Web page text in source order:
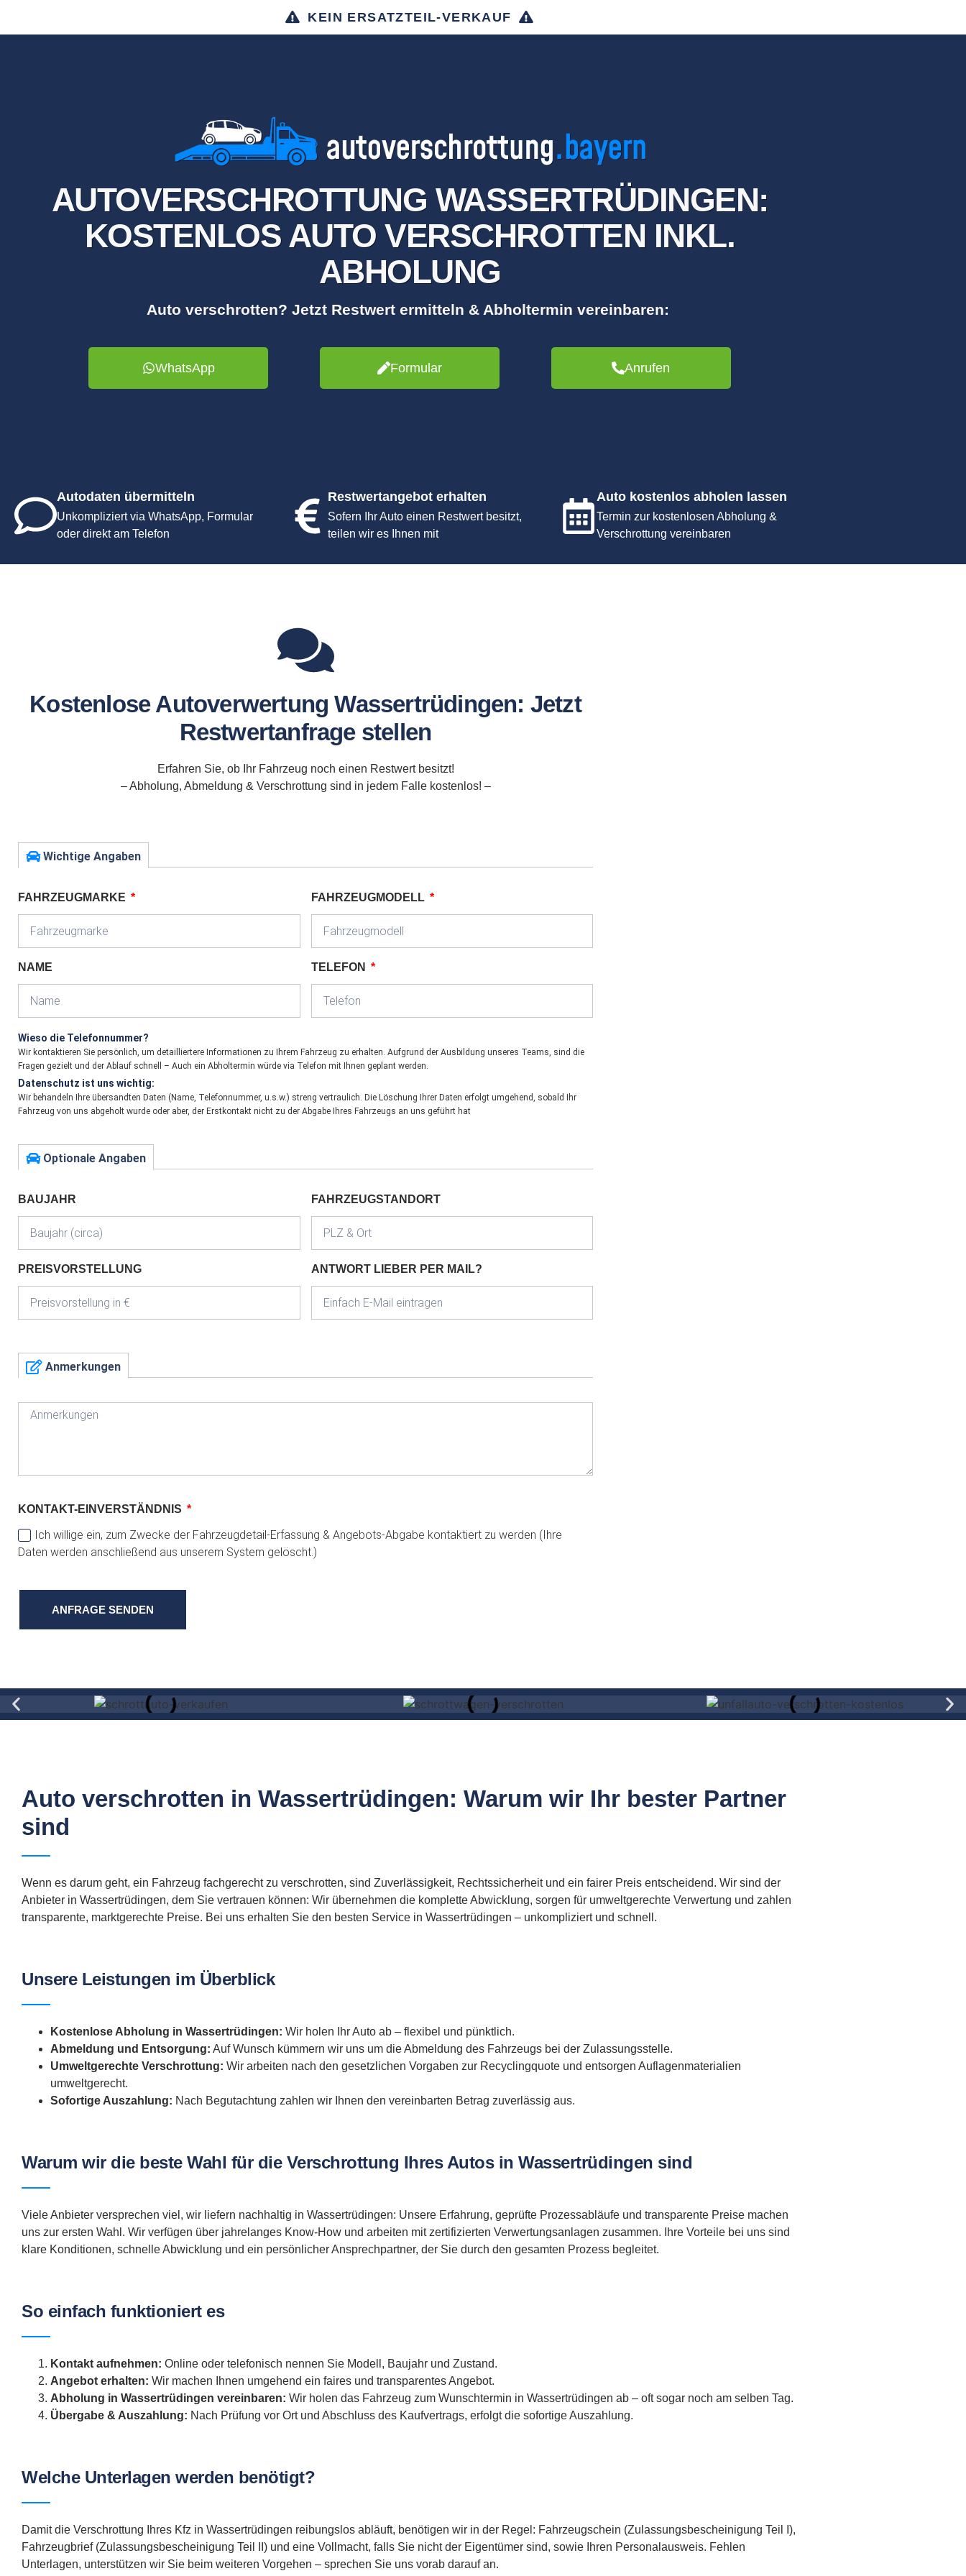
KEIN ERSATZTEIL-VERKAUF
AUTOVERSCHROTTUNG WASSERTRÜDINGEN:
KOSTENLOS AUTO VERSCHROTTEN INKL.
ABHOLUNG
Auto verschrotten? Jetzt Restwert ermitteln & Abholtermin vereinbaren:
WhatsApp Formular Anrufen
Autodaten übermitteln
Unkompliziert via WhatsApp, Formular
oder direkt am Telefon
Restwertangebot erhalten
Sofern Ihr Auto einen Restwert besitzt,
teilen wir es Ihnen mit
Auto kostenlos abholen lassen
Termin zur kostenlosen Abholung &
Verschrottung vereinbaren
Kostenlose Autoverwertung Wassertrüdingen: Jetzt
Restwertanfrage stellen
Erfahren Sie, ob Ihr Fahrzeug noch einen Restwert besitzt!
– Abholung, Abmeldung & Verschrottung sind in jedem Falle kostenlos! –
Wichtige Angaben
FAHRZEUGMARKE FAHRZEUGMODELL
NAME TELEFON
Wieso die Telefonnummer?
Wir kontaktieren Sie persönlich, um detailliertere Informationen zu Ihrem Fahrzeug zu erhalten. Aufgrund der Ausbildung unseres Teams, sind die
Fragen gezielt und der Ablauf schnell – Auch ein Abholtermin würde via Telefon mit Ihnen geplant werden.
Datenschutz ist uns wichtig:
Wir behandeln Ihre übersandten Daten (Name, Telefonnummer, u.s.w.) streng vertraulich. Die Löschung Ihrer Daten erfolgt umgehend, sobald Ihr
Fahrzeug von uns abgeholt wurde oder aber, der Erstkontakt nicht zu der Abgabe Ihres Fahrzeugs an uns geführt hat
Optionale Angaben
BAUJAHR FAHRZEUGSTANDORT
PREISVORSTELLUNG ANTWORT LIEBER PER MAIL?
Anmerkungen
KONTAKT-EINVERSTÄNDNIS
Ich willige ein, zum Zwecke der Fahrzeugdetail-Erfassung & Angebots-Abgabe kontaktiert zu werden (Ihre
Daten werden anschließend aus unserem System gelöscht.)
ANFRAGE SENDEN
Auto verschrotten in Wassertrüdingen: Warum wir Ihr bester Partner
sind
Wenn es darum geht, ein Fahrzeug fachgerecht zu verschrotten, sind Zuverlässigkeit, Rechtssicherheit und ein fairer Preis entscheidend. Wir sind der
Anbieter in Wassertrüdingen, dem Sie vertrauen können: Wir übernehmen die komplette Abwicklung, sorgen für umweltgerechte Verwertung und zahlen
transparente, marktgerechte Preise. Bei uns erhalten Sie den besten Service in Wassertrüdingen – unkompliziert und schnell.
Unsere Leistungen im Überblick
Kostenlose Abholung in Wassertrüdingen: Wir holen Ihr Auto ab – flexibel und pünktlich.
Abmeldung und Entsorgung: Auf Wunsch kümmern wir uns um die Abmeldung des Fahrzeugs bei der Zulassungsstelle.
Umweltgerechte Verschrottung: Wir arbeiten nach den gesetzlichen Vorgaben zur Recyclingquote und entsorgen Auflagenmaterialien
umweltgerecht.
Sofortige Auszahlung: Nach Begutachtung zahlen wir Ihnen den vereinbarten Betrag zuverlässig aus.
Warum wir die beste Wahl für die Verschrottung Ihres Autos in Wassertrüdingen sind
Viele Anbieter versprechen viel, wir liefern nachhaltig in Wassertrüdingen: Unsere Erfahrung, geprüfte Prozessabläufe und transparente Preise machen
uns zur ersten Wahl. Wir verfügen über jahrelanges Know-How und arbeiten mit zertifizierten Verwertungsanlagen zusammen. Ihre Vorteile bei uns sind
klare Konditionen, schnelle Abwicklung und ein persönlicher Ansprechpartner, der Sie durch den gesamten Prozess begleitet.
So einfach funktioniert es
Kontakt aufnehmen: Online oder telefonisch nennen Sie Modell, Baujahr und Zustand.
Angebot erhalten: Wir machen Ihnen umgehend ein faires und transparentes Angebot.
Abholung in Wassertrüdingen vereinbaren: Wir holen das Fahrzeug zum Wunschtermin in Wassertrüdingen ab – oft sogar noch am selben Tag.
Übergabe & Auszahlung: Nach Prüfung vor Ort und Abschluss des Kaufvertrags, erfolgt die sofortige Auszahlung.
Welche Unterlagen werden benötigt?
Damit die Verschrottung Ihres Kfz in Wassertrüdingen reibungslos abläuft, benötigen wir in der Regel: Fahrzeugschein (Zulassungsbescheinigung Teil I),
Fahrzeugbrief (Zulassungsbescheinigung Teil II) und eine Vollmacht, falls Sie nicht der Eigentümer sind, sowie Ihren Personalausweis. Fehlen
Unterlagen, unterstützen wir Sie beim weiteren Vorgehen – sprechen Sie uns vorab darauf an.